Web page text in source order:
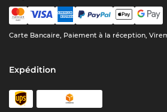
Carte Bancaire, Paiement à la réception,
Expédition